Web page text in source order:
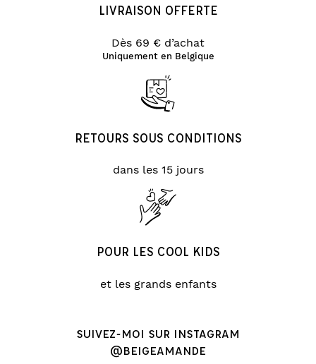
LIVRAISON OFFERTE
Dès 69 € d’achat
Uniquement en Belgique
RETOURS SOUS CONDITIONS
dans les 15 jours
POUR LES COOL KIDS
et les grands enfants
SUIVEZ-MOI SUR INSTAGRAM
@BEIGEAMANDE